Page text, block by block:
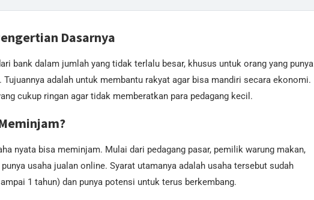
Dasarnya
bank dalam jumlah yang tidak terlalu besar, khusus untuk orang yang punya
adalah untuk membantu rakyat agar bisa mandiri secara ekonomi.
cukup ringan agar tidak memberatkan para pedagang kecil.
nyata bisa meminjam. Mulai dari pedagang pasar, pemilik warung makan,
usaha jualan online. Syarat utamanya adalah usaha tersebut sudah
1 tahun) dan punya potensi untuk terus berkembang.